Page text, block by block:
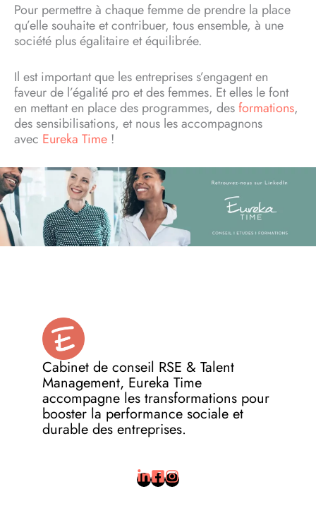
Pour permettre à chaque femme de prendre la place
qu’elle souhaite et contribuer, tous ensemble, à une
société plus égalitaire et équilibrée.
Il est important que les entreprises s’engagent en
faveur de l’égalité pro et des femmes. Et elles le font
en mettant en place des programmes, desformations,
des sensibilisations, et nous les accompagnons
avec Eureka Time !
Cabinet de conseil RSE & Talent
Management, Eureka Time
accompagne les transformations pour
booster la performance sociale et
durable des entreprises.